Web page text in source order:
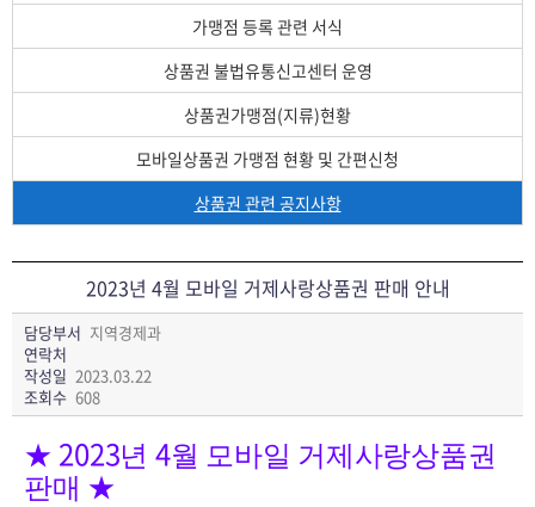
가맹점 등록 관련 서식
상품권 불법유통신고센터 운영
상품권가맹점(지류)현황
모바일상품권 가맹점 현황 및 간편신청
상품권 관련 공지사항
2023년 4월 모바일 거제사랑상품권 판매 안내
담당부서 지역경제과
연락처
작성일 2023.03.22
조회수 608
★ 2023년 4월 모바일 거제사랑상품권
판매 ★